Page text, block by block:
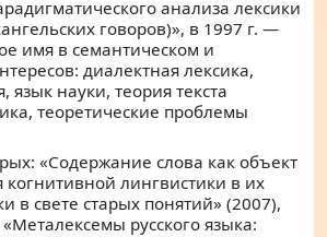
анализа лексики
говоров)», в 1997 г. —
имя в семантическом и
диалектная лексика,
язык науки, теория текста
теоретические проблемы
«Содержание слова как объект
когнитивной лингвистики в их
в свете старых понятий» (2007),
русского языка: